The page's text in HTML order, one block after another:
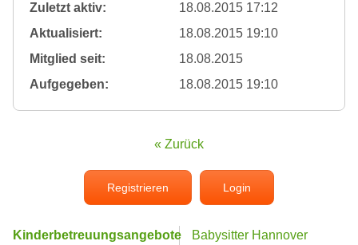
Zuletzt aktiv:
18.08.2015 17:12
Aktualisiert:
18.08.2015 19:10
Mitglied seit:
18.08.2015
Aufgegeben:
18.08.2015 19:10
« Zurück
Registrieren Login
Kinderbetreuungsangebote
Babysitter Hannover